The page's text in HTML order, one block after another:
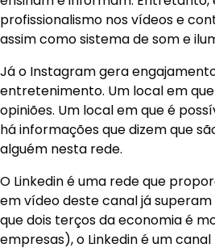
Mas em qual
Considerando que cada rede
tentar observar qual delas cabe